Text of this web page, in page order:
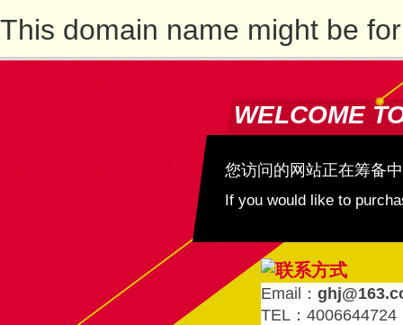
This domain name might be
WELCOME
您访问的网站正在筹备
If you would like to
Email：
TEL：4006644724